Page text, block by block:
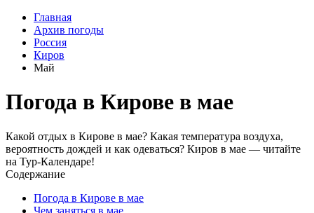
Главная
Архив погоды
Россия
Киров
Май
Погода в Кирове в мае
Какой отдых в Кирове в мае? Какая температура воздуха,
вероятность дождей и как одеваться? Киров в мае — читайте
на Тур-Календаре!
Содержание
Погода в Кирове в мае
Чем заняться в мае